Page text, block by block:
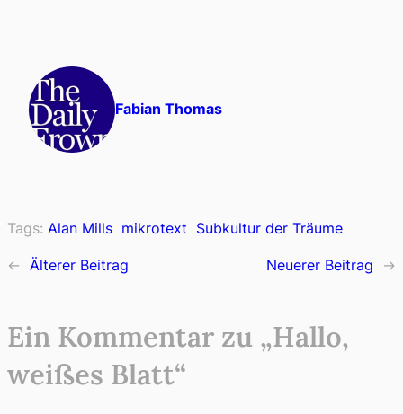
Fabian Thomas
Tags: Alan Mills mikrotext Subkultur der Träume
← Älterer Beitrag Neuerer Beitrag →
Ein Kommentar zu „Hallo,
weißes Blatt“